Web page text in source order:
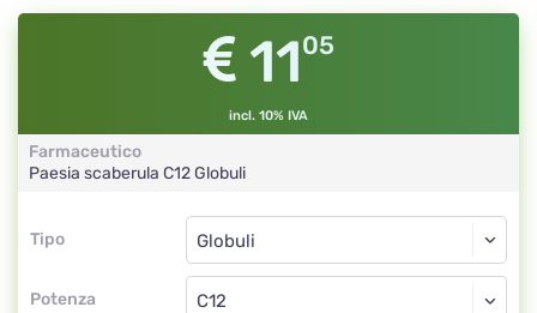
1105
incl. 10% IVA
Farmaceutico
Paesia scaberula C12Globuli
Tipo
Tipo
Potenza
Globuli
C12